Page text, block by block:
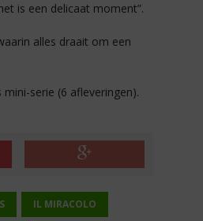
is een delicaat moment”.
alles draait om een
serie (6 afleveringen).
IL MIRACOLO